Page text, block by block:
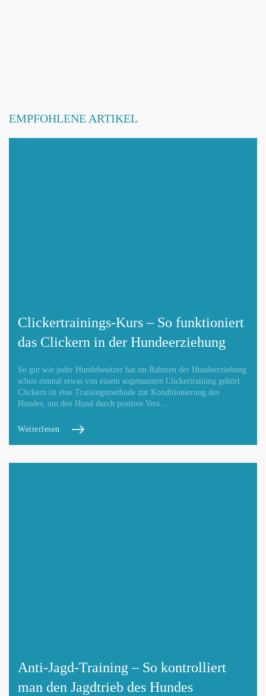
Mit Absenden der Daten akzeptiere ich die
EMPFOHLENE ARTIKEL
Clickertrainings-Kurs – So funktioniert
das Clickern in der Hundeerziehung
So gut wie jeder Hundebesitzer hat im Rahmen der Hundeerziehung
schon einmal etwas von einem sogenannten Clickertraining gehört.
Clickern ist eine Trainingsmethode zur Konditionierung des
Hundes, um den Hund durch positive Vers…
Weiterlesen
Anti-Jagd-Training – So kontrolliert
man den Jagdtrieb des Hundes